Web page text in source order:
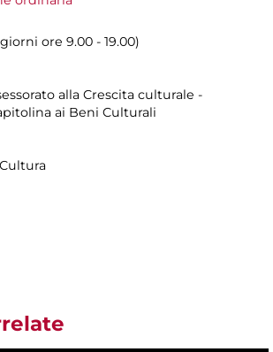
ore 9.00 - 19.00)
alla Crescita culturale -
ai Beni Culturali